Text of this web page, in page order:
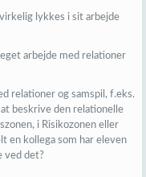
lykkes i sit arbejde
arbejde med relationer
relationer og samspil, f.eks.
beskrive den relationelle
i Risikozonen eller
en kollega som har eleven
ved det?